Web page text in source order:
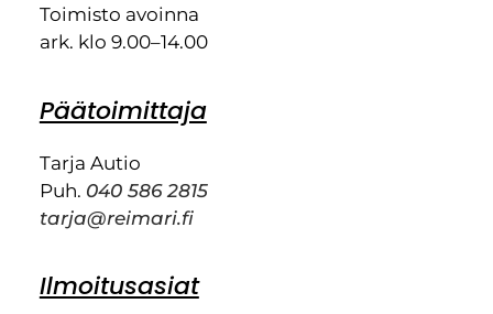
Toimisto avoinna
ark. klo 9.00–14.00
Päätoimittaja
Tarja Autio
Puh. 040 586 2815
tarja@reimari.fi
Ilmoitusasiat